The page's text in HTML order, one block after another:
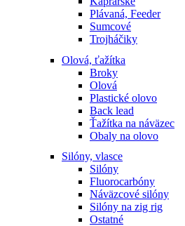
Plávaná, Feeder
Sumcové
Trojháčiky
Olová, ťažítka
Broky
Olová
Plastické olovo
Back lead
Ťažítka na náväzec
Obaly na olovo
Silóny, vlasce
Silóny
Fluorocarbóny
Náväzcové silóny
Silóny na zig rig
Ostatné